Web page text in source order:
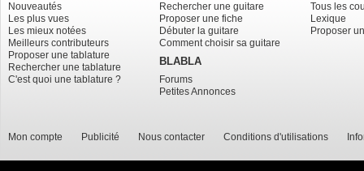
Nouveautés
Les plus vues
Les mieux notées
Meilleurs contributeurs
Proposer une tablature
Rechercher une tablature
C'est quoi une tablature ?
Rechercher une guitare
Proposer une fiche
Débuter la guitare
Comment choisir sa guitare
BLABLA
Forums
Petites Annonces
Tous les
Lexique
Proposer
Mon compte Publicité Nous contacter Conditions d'utilisations